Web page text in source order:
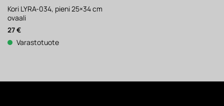
Kori LYRA-034, pieni 25×34 cm
ovaali
27€
Varastotuote